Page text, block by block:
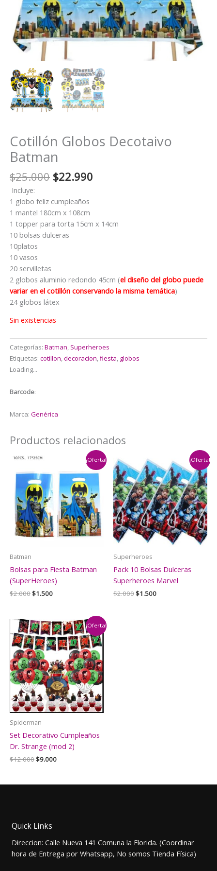
Cotillón Globos Decotaivo
Batman
$25.000 El
original
era:
$25.000.
$22.990
$22.990.
Incluye:
1 globo feliz cumpleaños
1 mantel 180cm x 108cm
1 topper para torta 15cm x 14cm
10 bolsas dulceras
10platos
10 vasos
20 servilletas
2 globos aluminio redondo 45cm (el diseño del globo puede
variar en el cotillón conservando la misma temática)
24 globos látex
Sin existencias
Categorías: Batman, Superheroes
Etiquetas: cotillon,decoracion,fiesta, globos
Loading...
Barcode:
Marca: Genérica
Productos relacionados
¡Oferta!
Batman
Bolsas para Fiesta Batman
(SuperHeroes)
$2.000El
$2.000.
$1.500El
$1.500.
¡Oferta!
Superheroes
Pack 10 Bolsas Dulceras
Superheroes Marvel
$2.000El
$1.500El
¡Oferta!
Spiderman
Set Decorativo Cumpleaños
Dr. Strange (mod 2)
$12.000El
era:
$9.000El
es:
Quick Links
Direccion: Calle Nueva 141 Comuna la Florida. (Coordinar
hora de Entrega por Whatsapp, No somos Tienda Física)